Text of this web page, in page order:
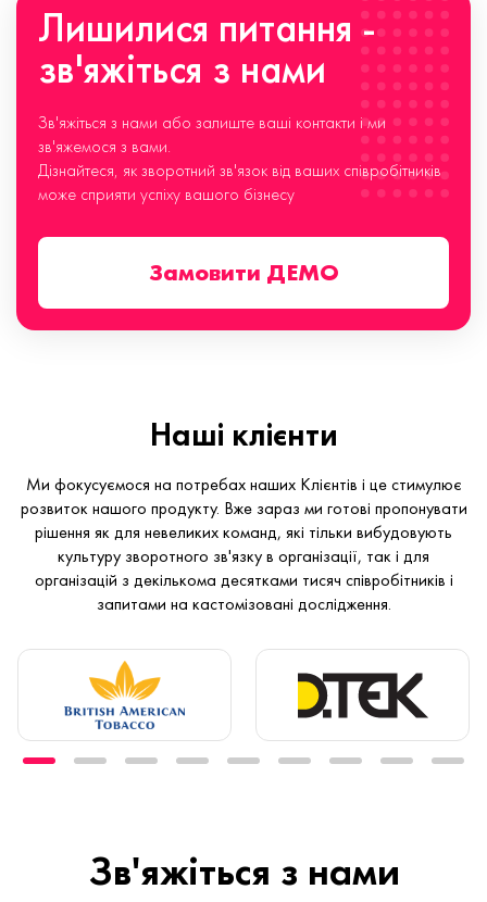
Лишилися питання -
зв'яжіться з нами
Зв'яжіться з нами або залиште ваші контакти і ми
зв'яжемося з вами.
Дізнайтеся, як зворотний зв'язок від ваших співробітників
може сприяти успіху вашого бізнесу
Замовити ДЕМО
Наші клієнти
Ми фокусуємося на потребах наших Клієнтів і це стимулює
розвиток нашого продукту. Вже зараз ми готові пропонувати
рішення як для невеликих команд, які тільки вибудовують
культуру зворотного зв'язку в організації, так і для
організацій з декількома десятками тисяч співробітників і
запитами на кастомізовані дослідження.
Зв'яжіться з нами